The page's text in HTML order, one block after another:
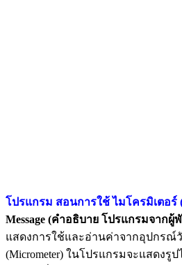
โปรแกรม สอนการใช้ ไมโครมิเตอร์
Message (คำอธิบาย โปรแกรมจากผู้
แสดงการใช้และอ่านค่าจากอุปกรณ์
(Micrometer) ในโปรแกรมจะแสดงรู